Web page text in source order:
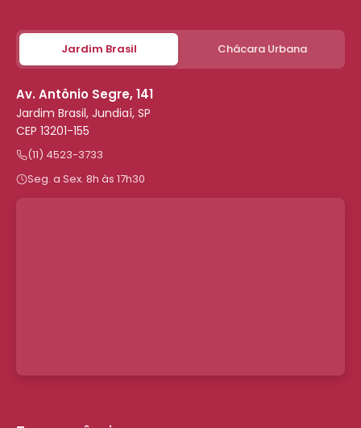
Jardim Brasil Chácara Urbana
Av. Antônio Segre, 141
Jardim Brasil, Jundiaí, SP
CEP 13201-155
(11) 4523-3733
Seg. a Sex. 8h às 17h30